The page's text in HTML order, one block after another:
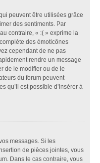
peuvent être utilisées grâce
des sentiments. Par
contraire, « :( » exprime la
des émoticônes
cependant de ne pas
rendre un message
de le modifier ou de le
du forum peuvent
qu’il est possible d’insérer à
messages. Si les
de pièces jointes, vous
Dans le cas contraire, vous